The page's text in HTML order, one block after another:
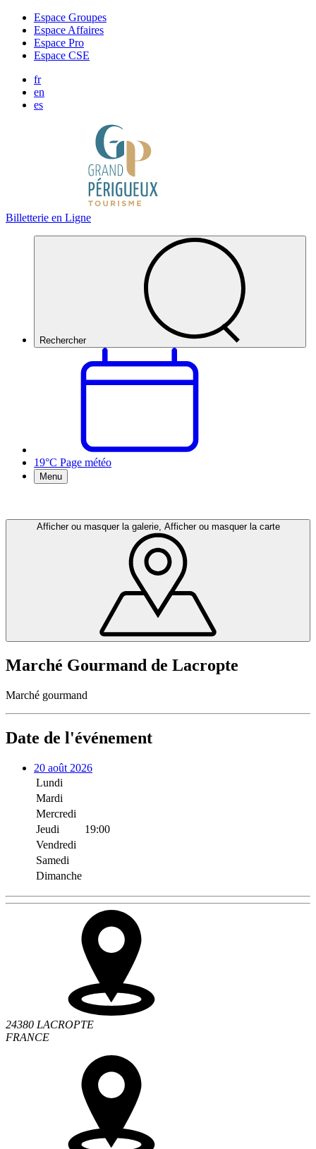
Espace Groupes
Espace Affaires
Espace Pro
Espace CSE
fr
en
es
Billetterie en Ligne
Rechercher
19°C Page météo
Menu
Afficher ou masquer la galerie, Afficher ou masquer la carte
Marché Gourmand de Lacropte
Marché gourmand
Date de l'événement
20 août 2026
Lundi
Mardi
Mercredi
Jeudi
19:00
Vendredi
Samedi
Dimanche
24380 LACROPTE
FRANCE